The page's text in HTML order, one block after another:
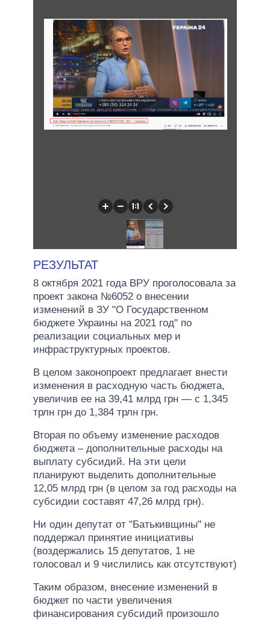
РЕЗУЛЬТАТ
8 октября 2021 года ВРУ проголосовала за
проект закона №6052 о внесении
изменений в ЗУ "О Государственном
бюджете Украины на 2021 год" по
реализации социальных мер и
инфраструктурных проектов.
В целом законопроект предлагает внести
изменения в расходную часть бюджета,
увеличив ее на 39,41 млрд грн — с 1,345
трлн грн до 1,384 трлн грн.
Вторая по объему изменение расходов
бюджета – дополнительные расходы на
выплату субсидий. На эти цели
планируют выделить дополнительные
12,05 млрд грн (в целом за год расходы на
субсидии составят 47,26 млрд грн).
Ни один депутат от "Батькивщины" не
поддержал принятие инициативы
(воздержались 15 депутатов, 1 не
голосовал и 9 числились как отсутствуют)
Таким образом, внесение изменений в
бюджет по части увеличения
финансирования субсидий произошло